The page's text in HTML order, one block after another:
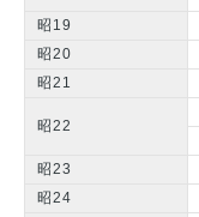
昭19
昭20
昭21
昭22
昭23
昭24